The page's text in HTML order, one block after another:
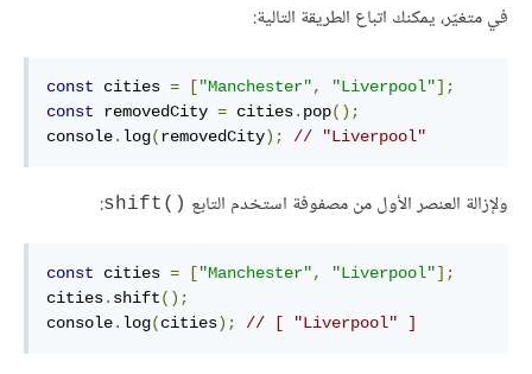
في متغيّر، يمكنك اتباع الطريقة التالية:
const cities = ["Manchester", "Liverpool"];
const removedCity = cities. pop();
console. log(removedCity); // "Liverpool"
وﻹزالة العنصر اﻷول من مصفوفة استخدم التابع ()shift
:
const cities = ["Manchester", "Liverpool"];
cities. shift();
console. log(cities); // [ "Liverpool" ]